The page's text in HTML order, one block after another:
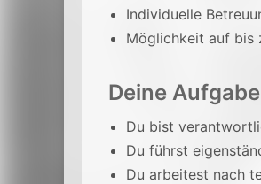
Individuelle
Möglichkeit auf bis
Deine
Du bist
Du führst
Du arbeitest nach